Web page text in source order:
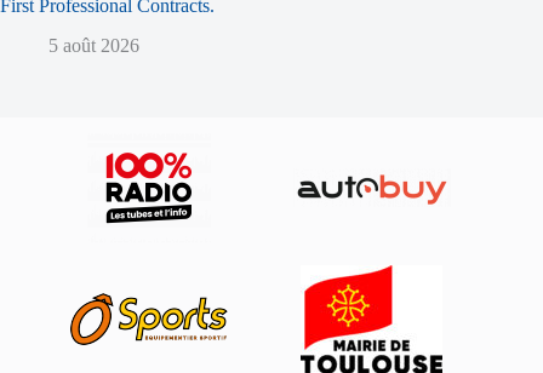
First Professional Contracts.
5 août 2026